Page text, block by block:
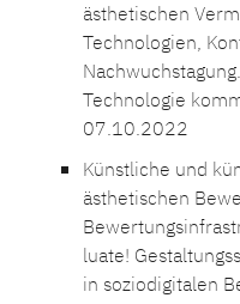
ästhetischen
Technologien,
Technologie
07.10.2022
Künstliche und
ästhetischen
lua­te!
in so­zio­di­gi­ta­len